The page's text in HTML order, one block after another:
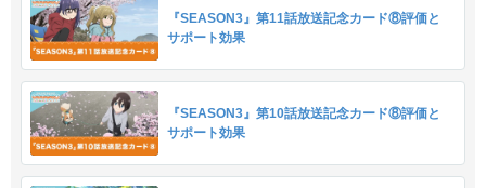
『SEASON3』第11話放送記念カード⑧評価と
サポート効果
『SEASON3』第10話放送記念カード⑧評価と
サポート効果